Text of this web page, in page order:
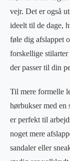
vejr. Det er også
ideelt til de dage,
føle dig afslappet
forskellige stilarter
der passer til din
Til mere formelle
hørbukser med en
er perfekt til
noget mere
sandaler eller